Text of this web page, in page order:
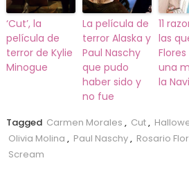
‘Cut’, la
película de
terror de Kylie
Minogue
La película de
terror Alaska y
Paul Naschy
que pudo
haber sido y
no fue
11
las
una
la
Tagged Carmen Morales , Cut,
Olivia Molina , Paul Naschy, Rosario
Scream